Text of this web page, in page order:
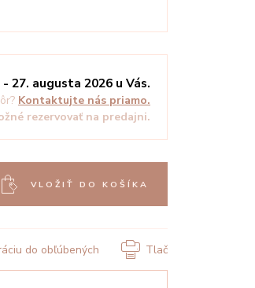
- 27. augusta 2026 u Vás.
Kontaktujte nás priamo.
rezervovať na predajni.
VLOŽIŤ DO KOŠÍKA
do obľúbených Tlač